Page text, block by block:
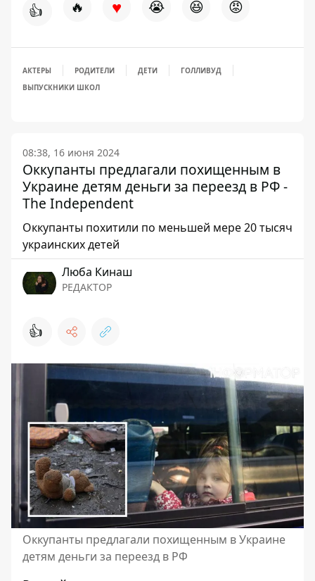
👍 🔥 ♥ 😭 😆 😡
АКТЕРЫ РОДИТЕЛИ ДЕТИ
ГОЛЛИВУД
ВЫПУСКНИКИ ШКОЛ
08:38, 16 июня 2024
Оккупанты предлагали похищенным в
Украине детям деньги за переезд в РФ -
The Independent
Оккупанты похитили по меньшей мере 20 тысяч
украинских детей
Люба Кинаш
РЕДАКТОР
👍
Оккупанты предлагали похищенным в Украине
детям деньги за переезд в РФ